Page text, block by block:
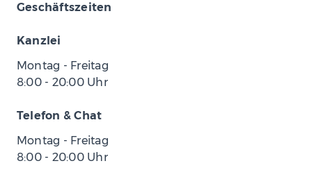
Geschäftszeiten
Kanzlei
Montag - Freitag
8:00- 20:00Uhr
Telefon & Chat
Montag - Freitag
8:00- 20:00Uhr